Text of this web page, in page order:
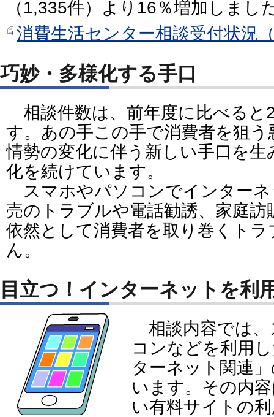
（1,335件）より16％増加しまし
消費生活センター相談受付状況
巧妙・多様化する手口
相談件数は、前年度に比べると
す。あの手この手で消費者を狙
情勢の変化に伴う新しい手口を
化を続けています。
スマホやパソコンでインターネ
売のトラブルや電話勧誘、家庭
依然として消費者を取り巻くト
ん。
目立つ！インターネットを利
相談内容では、
コンなどを利用
ターネット関連
います。その内
い有料サイトの